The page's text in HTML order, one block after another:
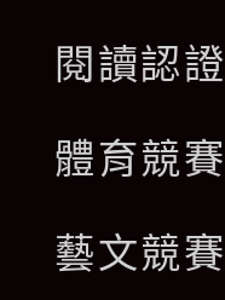
閱讀認證
體育競賽
藝文競賽